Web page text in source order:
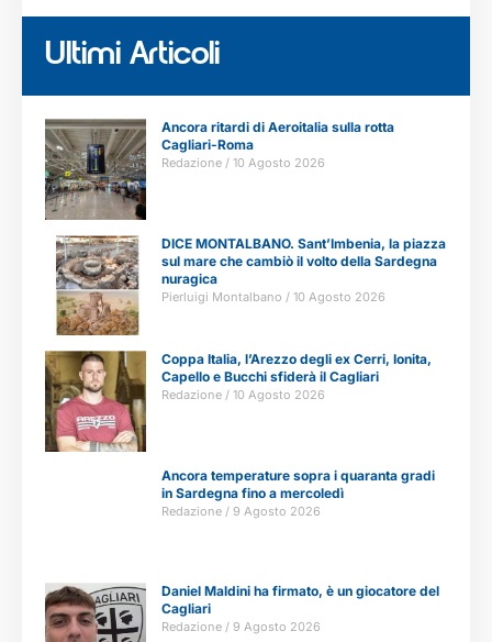
Ultimi Articoli
Ancora ritardi di Aeroitalia sulla rotta
Cagliari-Roma
Redazione 10 Agosto 2026
DICE MONTALBANO. Sant’Imbenia, la piazza
sul mare che cambiò il volto della Sardegna
nuragica
Pierluigi Montalbano 10 Agosto 2026
Coppa Italia, l’Arezzo degli ex Cerri, Ionita,
Capello e Bucchi sfiderà il Cagliari
Redazione 10 Agosto 2026
Ancora temperature sopra i quaranta gradi
in Sardegna fino a mercoledì
Redazione 9 Agosto 2026
Daniel Maldini ha firmato, è un giocatore del
Cagliari
Redazione 9 Agosto 2026